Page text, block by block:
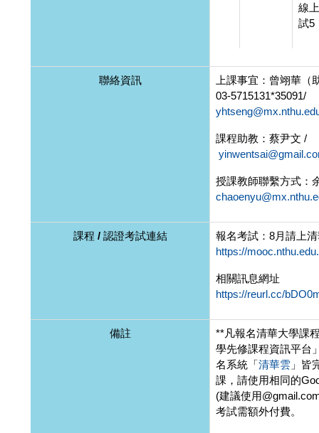
線
試5
聯絡資訊
上課事宜：曾翊華（
03-5715131*35091/
課程助教：蔡尹文 /
授課教師聯繫方式：
課程 / 認證考試連結
報名考試：8月請上
https://
相關訊息網址
https://reurl.cc/
備註
**凡報名清華大學課
學先修課程資訊平台
名系統「清華雲 」皆
課，請使用相同的
(建議使用
考試需額外付費。